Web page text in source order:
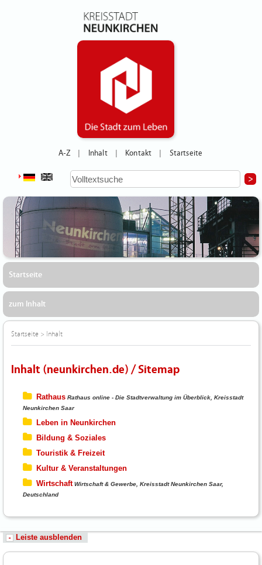
A-Z Inhalt Kontakt Startseite
Startseite
zum Inhalt
Startseite > Inhalt
Inhalt (neunkirchen.de) / Sitemap
Rathaus Rathaus online - Die Stadtverwaltung im Überblick, Kreisstadt
Neunkirchen Saar
Leben in Neunkirchen
Bildung & Soziales
Touristik & Freizeit
Kultur & Veranstaltungen
Wirtschaft Wirtschaft & Gewerbe, Kreisstadt Neunkirchen Saar,
Deutschland
Leiste ausblenden